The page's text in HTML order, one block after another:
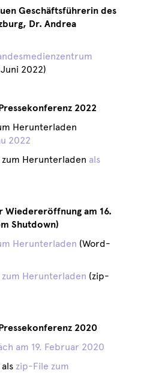
Geschäftsführerin des
Dr. Andrea
Juni 2022)
2022
Herunterladen
2022
Herunterladen als
Wiedereröffnung am 16.
Shutdown)
Herunterladen (Word-
Herunterladen (zip-
2020
am 19. Februar 2020
zip-File zum